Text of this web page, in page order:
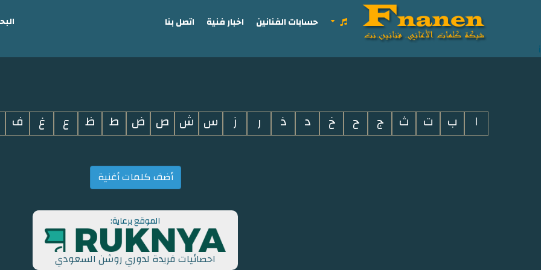
i
حسابات الفنانين اخبار فنية اتصل بنا
ا ب ت ث ج ح خ د ذ ر ز س ش ص ض ط ظ ع غ ف
أضف كلمات أغنية
الموقع برعاية:
احصائيات فريدة لدوري روشن السعودي